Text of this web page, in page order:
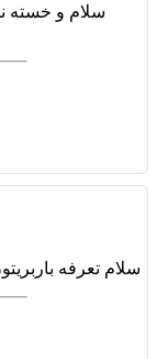
سلام و خسته
سلام تعرفه